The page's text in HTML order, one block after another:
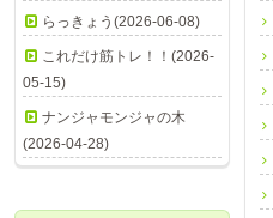
らっきょう(2026-06-08)
これだけ筋トレ！！(2026-
05-15)
ナンジャモンジャの木
(2026-04-28)